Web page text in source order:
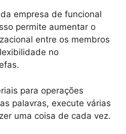
empresa de funcional
permite aumentar o
entre os membros
no
para operações
palavras, execute várias
uma coisa de cada vez.